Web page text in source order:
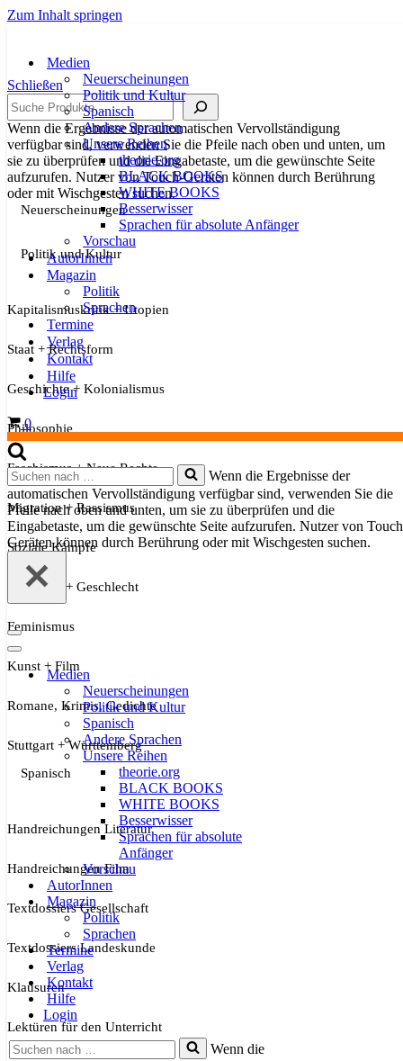
Zum Inhalt springen
Medien
Neuerscheinungen
Politik und Kultur
Spanisch
Andere Sprachen
Unsere Reihen
theorie.org
BLACK BOOKS
WHITE BOOKS
Besserwisser
Sprachen für absolute Anfänger
Vorschau
AutorInnen
Magazin
Politik
Sprachen
Termine
Verlag
Kontakt
Hilfe
Login
Warenkorb
0
Suchen
nach …
Wenn die Ergebnisse der
automatischen Vervollständigung verfügbar sind, verwenden Sie die
Pfeile nach oben und unten, um sie zu überprüfen und die
Eingabetaste, um die gewünschte Seite aufzurufen. Nutzer von
Geräten können durch Berührung oder mit Wischgesten suchen.
Navigationsmenü
Navigationsmenü
Medien
Neuerscheinungen
Politik und Kultur
Spanisch
Andere Sprachen
Unsere Reihen
theorie.org
BLACK BOOKS
WHITE BOOKS
Besserwisser
Sprachen für absolute
Anfänger
Vorschau
AutorInnen
Magazin
Politik
Sprachen
Termine
Verlag
Kontakt
Hilfe
Login
Suchen
Wenn die
Schließen
Suche
Wenn die Ergebnisse der automatischen Vervollständigung
verfügbar sind, verwenden Sie die Pfeile nach oben und unten, um
sie zu überprüfen und die Eingabetaste, um die gewünschte Seite
aufzurufen. Nutzer von Touch-Geräten können durch Berührung
oder mit Wischgesten suchen.
Neuerscheinungen
Politik und Kultur
Kapitalismuskritik + Utopien
Staat + Rechtsform
Geschichte + Kolonialismus
Philosophie
Faschismus + Neue Rechte
Migration + Rassismus
Soziale Kämpfe
Sexualität + Geschlecht
Feminismus
Kunst + Film
Romane, Krimis, Gedichte
Stuttgart + Württemberg
Spanisch
Handreichungen Literatur
Handreichungen Film
Textdossiers Gesellschaft
Textdossiers Landeskunde
Klausuren
Lektüren für den Unterricht